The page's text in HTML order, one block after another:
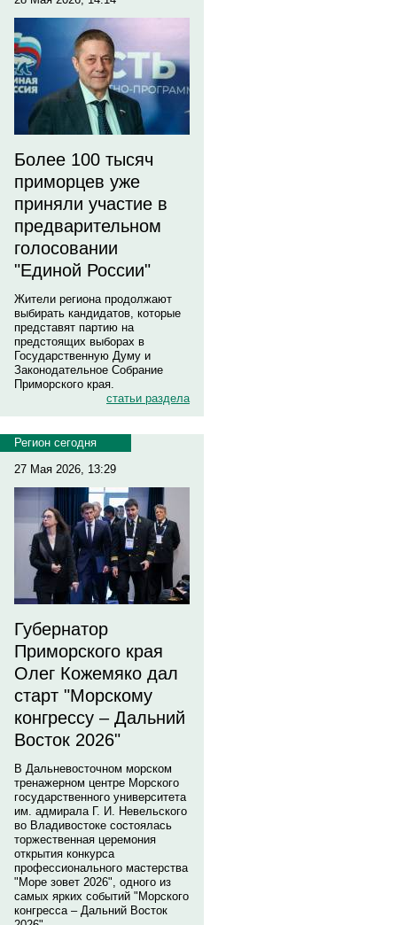
Более 100 тысяч
приморцев уже
приняли участие в
предварительном
голосовании
"Единой России"
Жители региона продолжают
выбирать кандидатов, которые
представят партию на
предстоящих выборах в
Государственную Думу и
Законодательное Собрание
Приморского края.
статьи раздела
Регион сегодня
27 Мая 2026, 13:29
Губернатор
Приморского края
Олег Кожемяко дал
старт "Морскому
конгрессу – Дальний
Восток 2026"
В Дальневосточном морском
тренажерном центре Морского
государственного университета
им. адмирала Г. И. Невельского
во Владивостоке состоялась
торжественная церемония
открытия конкурса
профессионального мастерства
"Море зовет 2026", одного из
самых ярких событий "Морского
конгресса – Дальний Восток